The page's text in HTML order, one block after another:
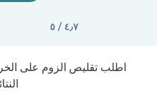
٤٫٧ / ٥
اطلب تقليص الزوم على